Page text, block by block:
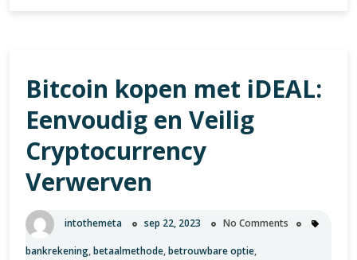
verkopen
–
Alles
wat
u
moet
weten
Bitcoin kopen met iDEAL:
Eenvoudig en Veilig
Cryptocurrency
Verwerven
intothemeta sep 22, 2023 No Comments
bankrekening,betaalmethode,betrouwbare optie,